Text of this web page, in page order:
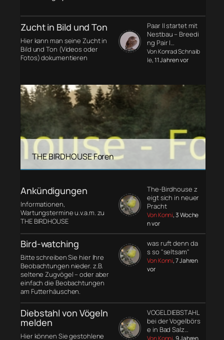
Zucht in Bild und Ton
Hier kann man seine Zucht in
Bild und Ton (Videos oder
Fotos) dokumentieren
Paar II startet mit
Nestbau – Breedi
ng Pair I…
Von Konrad Schnaib
le, 11 Jahren vor
THE BIRDHOUSE Foren
Ankündigungen
Informationen,
Wartungstermine u.v.a.m. zu
THE BIRDHOUSE
The-Birdhouse z
eigt sich in neuer
Pracht
Von Konni, 3 Woche
n vor
Bird-watching
Bitte schreiben Sie hier Ihre
Beobachtungen nieder. z.B.
seltene Zugvögel – oder aber
einfach die Beobachtungen
am Futterhäuschen.
was ruft denn da
s so "seltsam"
Von Konni, 7 Jahren
vor
Diebstahl von Vögeln
melden
Hier können Sie gestohlene
VOGELDIEBSTAHL
bei der Vogelbörs
e in Bad Salz…
Von Konni, 9 Jahren